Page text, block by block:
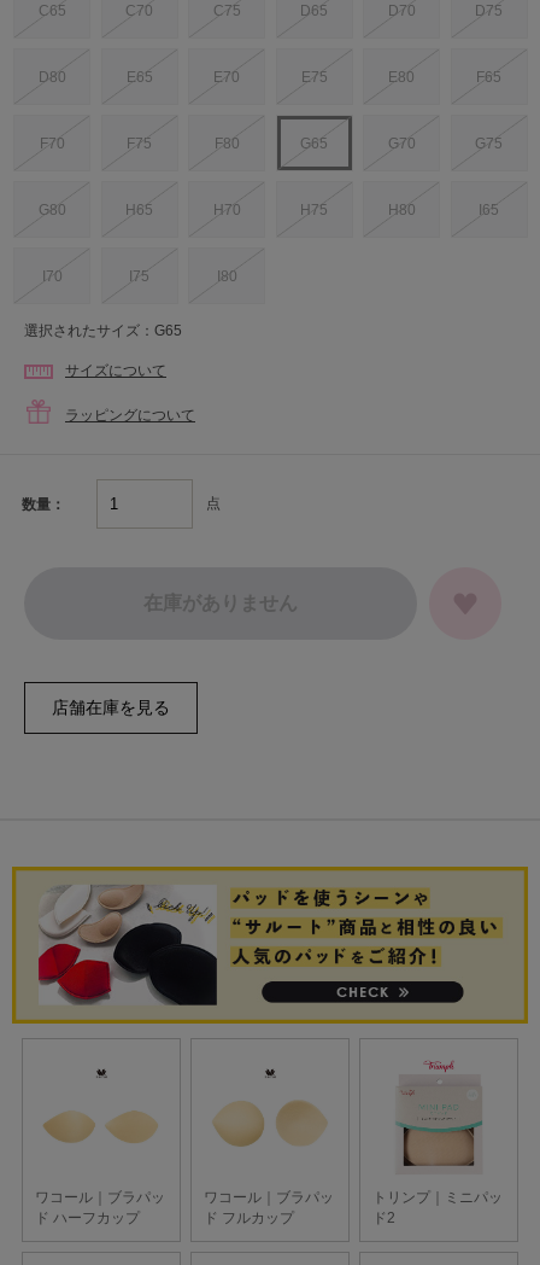
C65 C70 C75 D65 D70 D75
D80 E65 E70 E75 E80 F65
F70 F75 F80 G65 G70 G75
G80 H65 H70 H75 H80 I65
I70 I75 I80
選択されたサイズ：G65
サイズについて
ラッピングについて
数量： 点
在庫がありません